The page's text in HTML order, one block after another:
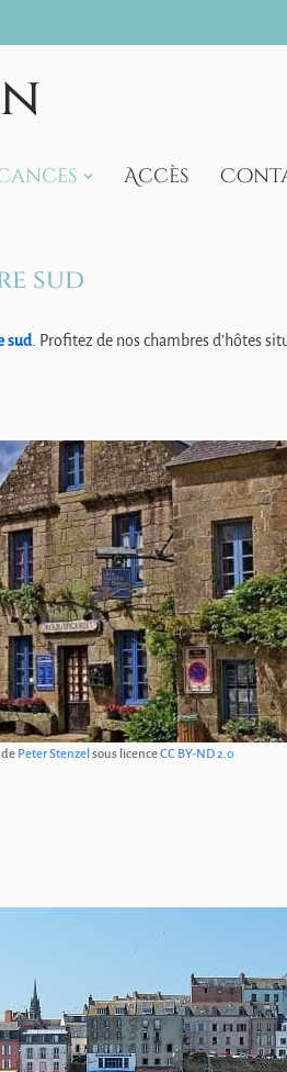
Accès
sud
sud . Profitez de nos chambres d’hôtes
de Peter Stenzel sous licenceCC BY-ND 2.0